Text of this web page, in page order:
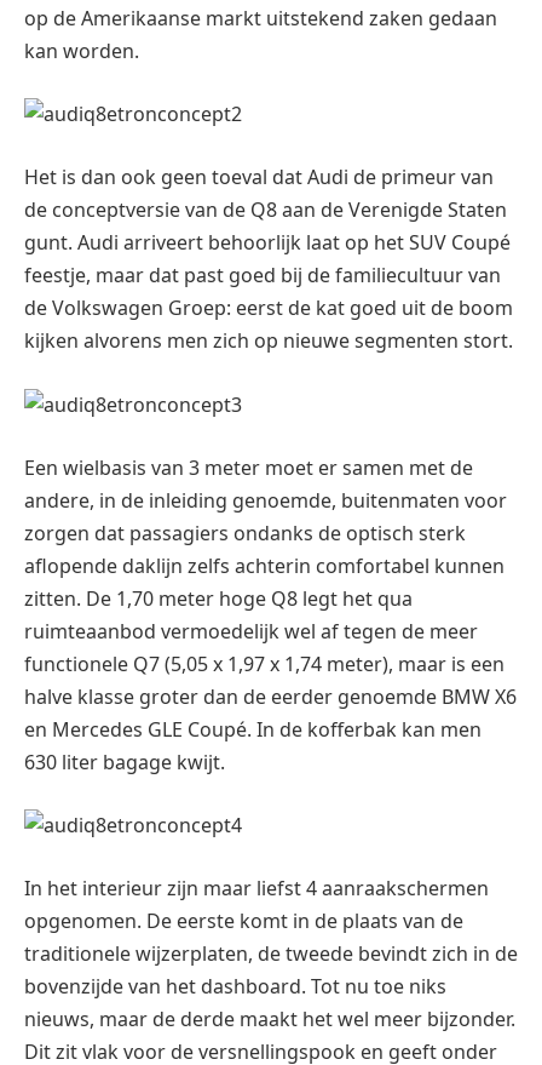
op de Amerikaanse markt uitstekend zaken gedaan
kan worden.
Het is dan ook geen toeval dat Audi de primeur van
de conceptversie van de Q8 aan de Verenigde Staten
gunt. Audi arriveert behoorlijk laat op het SUV Coupé
feestje, maar dat past goed bij de familiecultuur van
de Volkswagen Groep: eerst de kat goed uit de boom
kijken alvorens men zich op nieuwe segmenten stort.
Een wielbasis van 3 meter moet er samen met de
andere, in de inleiding genoemde, buitenmaten voor
zorgen dat passagiers ondanks de optisch sterk
aflopende daklijn zelfs achterin comfortabel kunnen
zitten. De 1,70 meter hoge Q8 legt het qua
ruimteaanbod vermoedelijk wel af tegen de meer
functionele Q7 (5,05 x 1,97 x 1,74 meter), maar is een
halve klasse groter dan de eerder genoemde BMW X6
en Mercedes GLE Coupé. In de kofferbak kan men
630 liter bagage kwijt.
In het interieur zijn maar liefst 4 aanraakschermen
opgenomen. De eerste komt in de plaats van de
traditionele wijzerplaten, de tweede bevindt zich in de
bovenzijde van het dashboard. Tot nu toe niks
nieuws, maar de derde maakt het wel meer bijzonder.
Dit zit vlak voor de versnellingspook en geeft onder